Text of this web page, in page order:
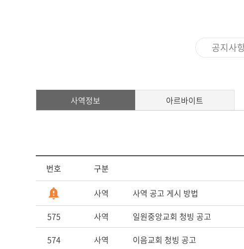
캠퍼스맵
전화번호안내
공지사
사역정보 아르바이트
번호 구분
사역 사역 공고 게시 방법
575
사역 일원중앙교회 청빙 공고
574
사역 이음교회 청빙 공고